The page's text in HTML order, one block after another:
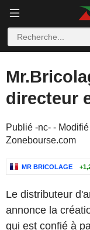
directeur
Publié -nc- -
Zonebourse.com
MR BRICOLAGE
Le distributeur
annonce la
qui est confié à